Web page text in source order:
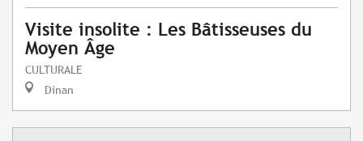
Visite insolite : Les Bâtisseuses du
Moyen Âge
CULTURALE
Dinan